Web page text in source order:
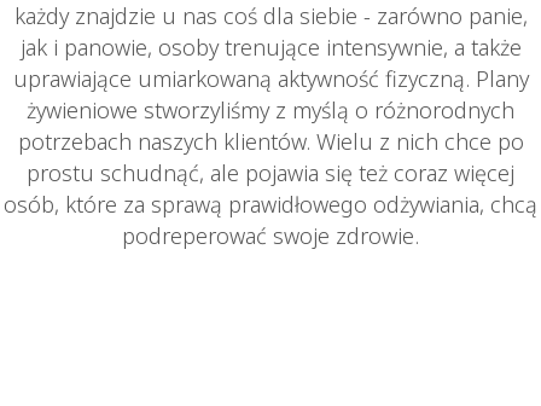
każdy znajdzie u nas coś dla siebie - zarówno panie,
jak i panowie, osoby trenujące intensywnie, a także
uprawiające umiarkowaną aktywność fizyczną. Plany
żywieniowe stworzyliśmy z myślą o różnorodnych
potrzebach naszych klientów. Wielu z nich chce po
prostu schudnąć, ale pojawia się też coraz więcej
osób, które za sprawą prawidłowego odżywiania, chcą
podreperować swoje zdrowie.